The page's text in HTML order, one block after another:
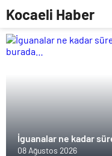
Kocaeli Haber
İguanalar ne kadar
burada…
08 Ağustos 2026